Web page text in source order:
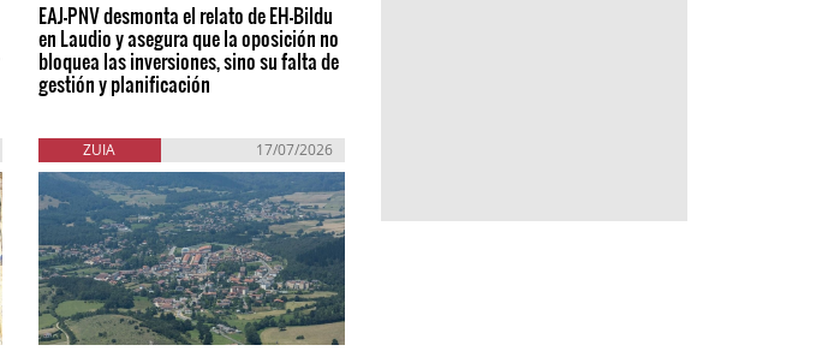
EAJ-PNV desmonta el relato de EH-Bildu
en Laudio y asegura que la oposición no
bloquea las inversiones, sino su falta de
gestión y planificación
ZUIA 17/07/2026